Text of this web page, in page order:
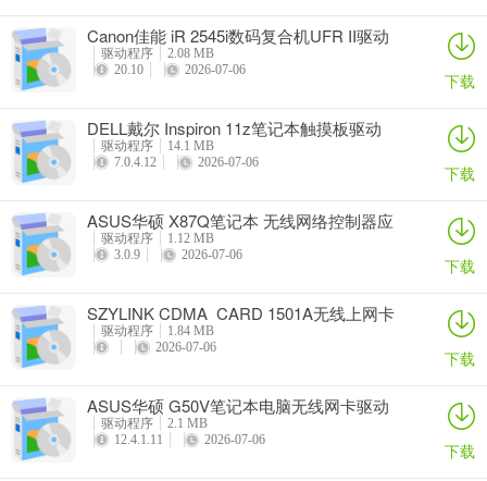
Canon佳能 iR 2545i数码复合机UFR II驱动
驱动程序
2.08 MB
20.10
2026-07-06 下载
DELL戴尔 Inspiron 11z笔记本触摸板驱动
驱动程序
14.1 MB
7.0.4.12
2026-07-06 下载
ASUS华硕 X87Q笔记本 无线网络控制器应
用程序
驱动程序
1.12 MB
3.0.9
2026-07-06 下载
SZYLINK CDMA_CARD 1501A无线上网卡
驱动程序
1.84 MB
2026-07-06
下载
ASUS华硕 G50V笔记本电脑无线网卡驱动
驱动程序
2.1 MB
12.4.1.11
2026-07-06 下载